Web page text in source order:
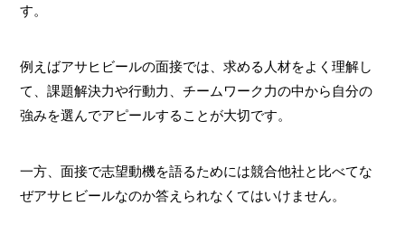
す。
例えばアサヒビールの面接では、求める人材をよく理解し
て、課題解決力や行動力、チームワーク力の中から自分の
強みを選んでアピールすることが大切です。
一方、面接で志望動機を語るためには競合他社と比べてな
ぜアサヒビールなのか答えられなくてはいけません。